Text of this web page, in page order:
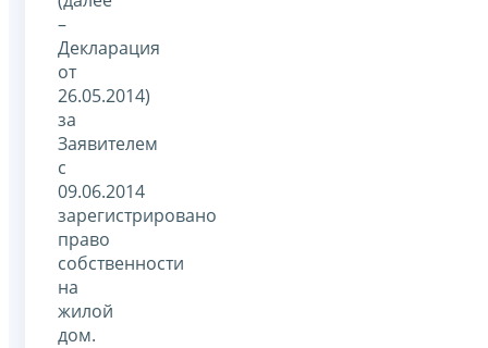
–
Декларация
от
26.05.2014)
за
Заявителем
с
09.06.2014
зарегистрировано
право
собственности
на
жилой
дом.